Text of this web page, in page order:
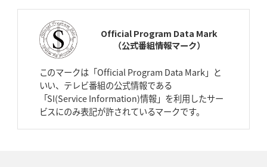
2026年4月9日(木)更新
スティーラーズ、名門復活の足音
2026年4月2日(木)更新
2026年3月26日(木)更新
AZ-COM丸和、リーグワンへ参入決定 「フィールド丸ごと計測機器」の
Official Program Data Mark
（公式番組情報マーク）
このマークは「Official Program Data Mark」と
いい、テレビ番組の公式情報である
「SI(Service Information)情報」を利用したサー
ビスにのみ表記が許されているマークです。